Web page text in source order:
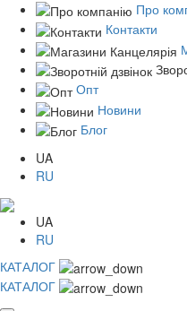
Про
Контакти
Опт
Новини
Блог
UA
RU
UA
RU
КАТАЛОГ
КАТАЛОГ